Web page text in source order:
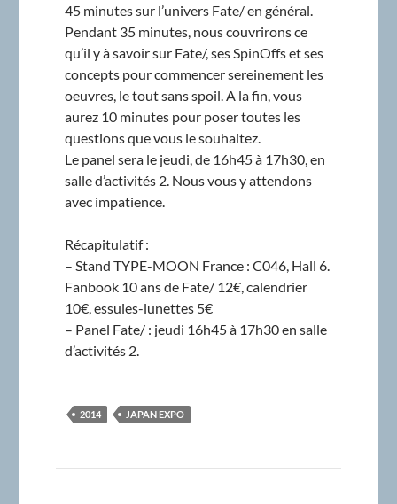
45 minutes sur l’univers Fate/ en général.
Pendant 35 minutes, nous couvrirons ce
qu’il y à savoir sur Fate/, ses SpinOffs et ses
concepts pour commencer sereinement les
oeuvres, le tout sans spoil. A la fin, vous
aurez 10 minutes pour poser toutes les
questions que vous le souhaitez.
Le panel sera le jeudi, de 16h45 à 17h30, en
salle d’activités 2. Nous vous y attendons
avec impatience.
Récapitulatif :
– Stand TYPE-MOON France : C046, Hall 6.
Fanbook 10 ans de Fate/ 12€, calendrier
10€, essuies-lunettes 5€
– Panel Fate/ : jeudi 16h45 à 17h30 en salle
d’activités 2.
2014 JAPAN EXPO